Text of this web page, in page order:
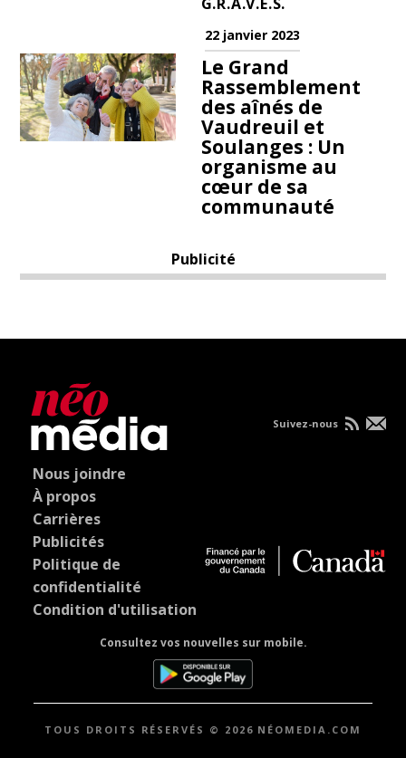
22 janvier 2023
Le Grand
Rassemblement
des aînés de
Vaudreuil et
Soulanges : Un
organisme au
cœur de sa
communauté
Publicité
Nous joindre
À propos
Carrières
Publicités
Politique de
confidentialité
Condition d'utilisation
Consultez vos nouvelles sur mobile.
Suivez-nous
TOUS DROITS RÉSERVÉS © 2026 NÉOMEDIA.COM